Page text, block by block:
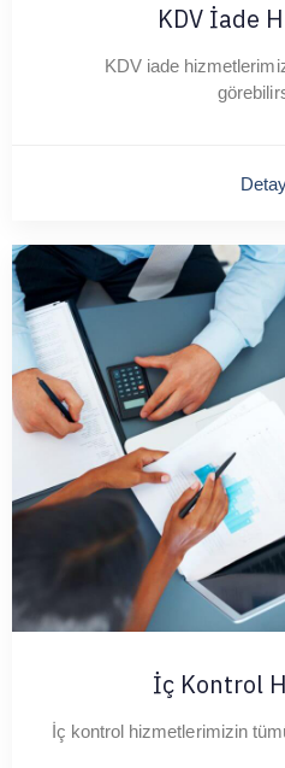
KDV İade
KDV iade
İç Kontrol
İç kontrol hizmetlerimizin